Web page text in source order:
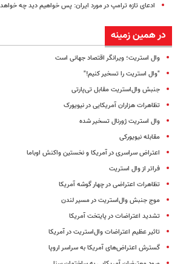
ادعای تازه ترامپ در مورد ایران: پس خواهیم دید چه
در همین زمینه
وال استریت؛ ویرانگر اقتصاد جهانی است
"وال استریت را تسخیر کنیم!"
جنبش وال‌استریت مقابل تی‌پارتی
تظاهرات هزاران آمریکایی در نیویورک
وال استریت ژورنال تسخیر شده
مقابله نیویورکی
اعتراض سراسری در آمریکا و نخستین واکنش اوباما
فراتر از وال استریت
تظاهرات اعتراضی در چهار گوشه آمریکا
موج جنبش وال‌استریت در مسیر لندن
تشدید اعتراضات در پایتخت آمریکا
تاثیر عظیم اعتراضات وال‌استریت در آمریکا
گسترش اعتراض‌های آمریکا به سراسر اروپا